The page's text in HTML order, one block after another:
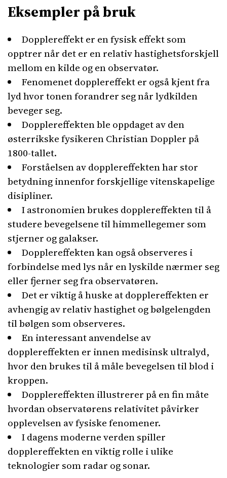
Eksempler på bruk
Dopplereffekt er en fysisk effekt som
opptrer når det er en relativ hastighetsforskjell
mellom en kilde og en observatør.
Fenomenet dopplereffekt er også kjent fra
lyd hvor tonen forandrer seg når lydkilden
beveger seg.
Dopplereffekten ble oppdaget av den
østerrikske fysikeren Christian Doppler på
1800-tallet.
Forståelsen av dopplereffekten har stor
betydning innenfor forskjellige vitenskapelige
disipliner.
I astronomien brukes dopplereffekten til å
studere bevegelsene til himmellegemer som
stjerner og galakser.
Dopplereffekten kan også observeres i
forbindelse med lys når en lyskilde nærmer seg
eller fjerner seg fra observatøren.
Det er viktig å huske at dopplereffekten er
avhengig av relativ hastighet og bølgelengden
til bølgen som observeres.
En interessant anvendelse av
dopplereffekten er innen medisinsk ultralyd,
hvor den brukes til å måle bevegelsen til blod i
kroppen.
Dopplereffekten illustrerer på en fin måte
hvordan observatørens relativitet påvirker
opplevelsen av fysiske fenomener.
I dagens moderne verden spiller
dopplereffekten en viktig rolle i ulike
teknologier som radar og sonar.